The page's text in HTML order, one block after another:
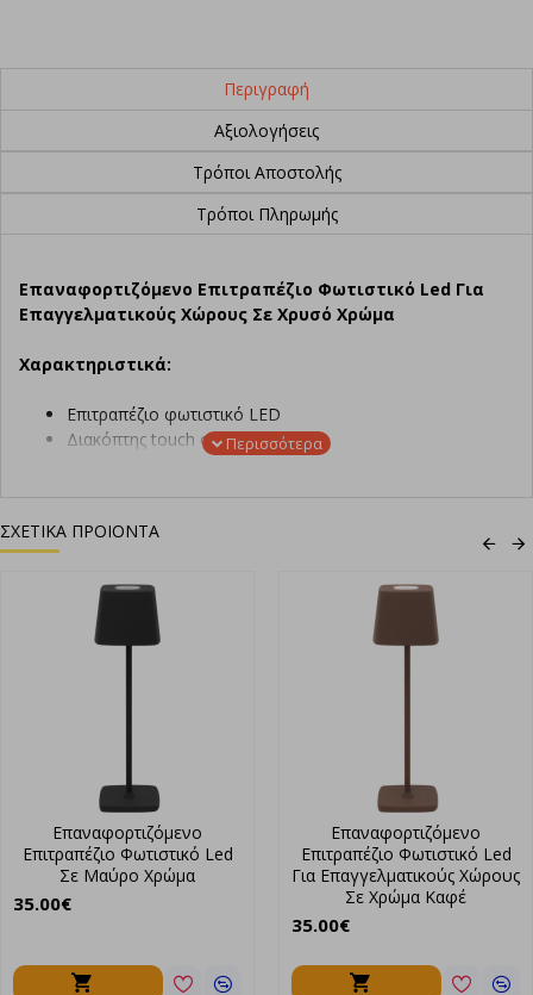
Περιγραφή
Αξιολογήσεις
Τρόποι Αποστολής
Τρόποι Πληρωμής
Επαναφορτιζόμενο Επιτραπέζιο Φωτιστικό Led Για
Επαγγελματικούς Χώρους Σε Χρυσό Χρώμα
Χαρακτηριστικά:
Επιτραπέζιο φωτιστικό LED
Διακόπτης touch στο πάνω μέρος
Περιλαμβάνει φορτιστή USB και καλώδιο φόρτισης
Ταση λειτουργίας 5V. 700mA,
Κατανάλωση 3,5W
Διαστάσεις φ9 x21cm Βάρος 338 γρ
ΣΧΕΤΙΚΑ ΠΡΟΙΟΝΤΑ
Επαναφορτιζόμενο
Επιτραπέζιο Φωτιστικό Led
Σε Μαύρο Χρώμα
35.00€
Eπαναφορτιζόμενο
Επιτραπέζιο Φωτιστικό Led
Για Επαγγελματικούς Χώρους
Σε Χρώμα Καφέ
35.00€